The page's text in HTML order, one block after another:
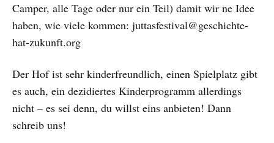
Camper, alle Tage oder nur ein Teil) damit wir ne Idee
haben, wie viele kommen: juttasfestival@geschichte-
hat-zukunft.org
Der Hof ist sehr kinderfreundlich, einen Spielplatz gibt
es auch, ein dezidiertes Kinderprogramm allerdings
nicht – es sei denn, du willst eins anbieten! Dann
schreib uns!